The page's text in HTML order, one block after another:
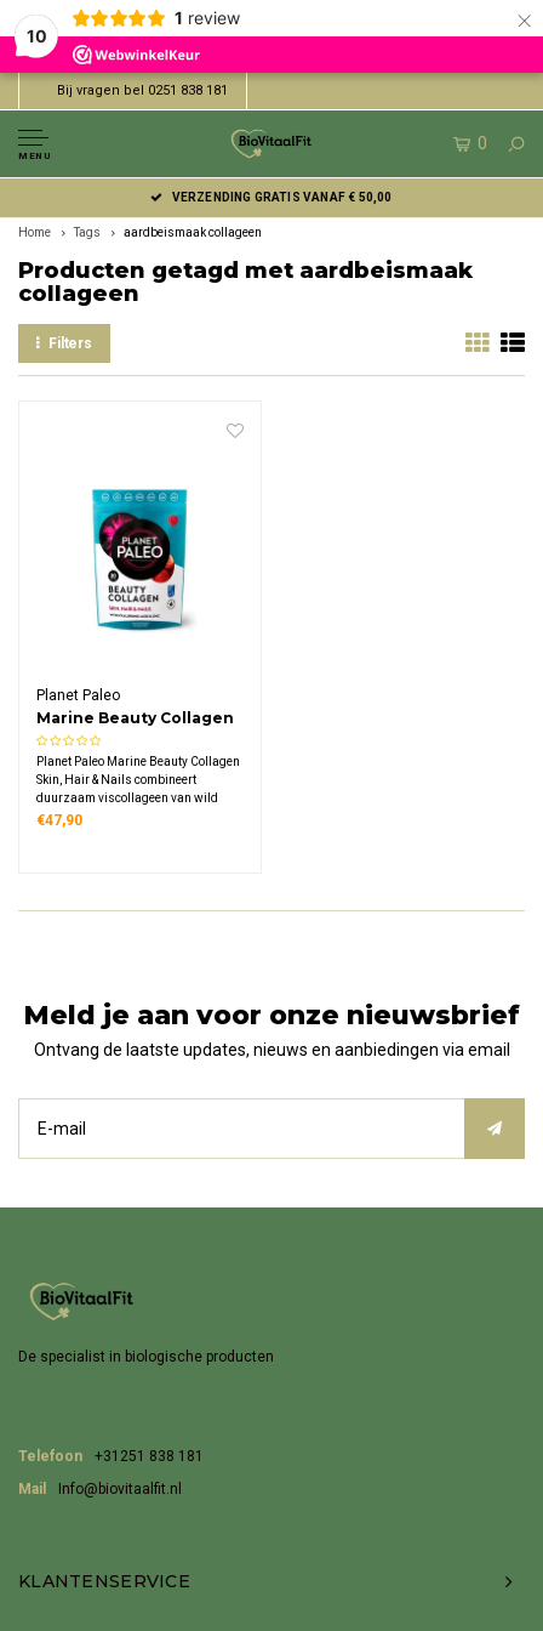
10
1 review ×
Bij vragen bel 0251 838 181
MENU
0
VERZENDING GRATIS VANAF € 50,00
Home Tags aardbeismaak collageen
Producten getagd met aardbeismaak
collageen
Filters
Planet Paleo
Marine Beauty Collagen
Skin, Hair & Nails
Planet Paleo Marine Beauty Collagen
Skin, Hair & Nails combineert
duurzaam viscollageen van wild
gevangen witvis met vitamine C,
€47,90
Meld je aan voor onze nieuwsbrief
Ontvang de laatste updates, nieuws en aanbiedingen via email
De specialist in biologische producten
Telefoon
+31251 838 181
Mail
Info@biovitaalfit.nl
KLANTENSERVICE